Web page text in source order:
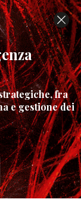
fra
e gestione dei